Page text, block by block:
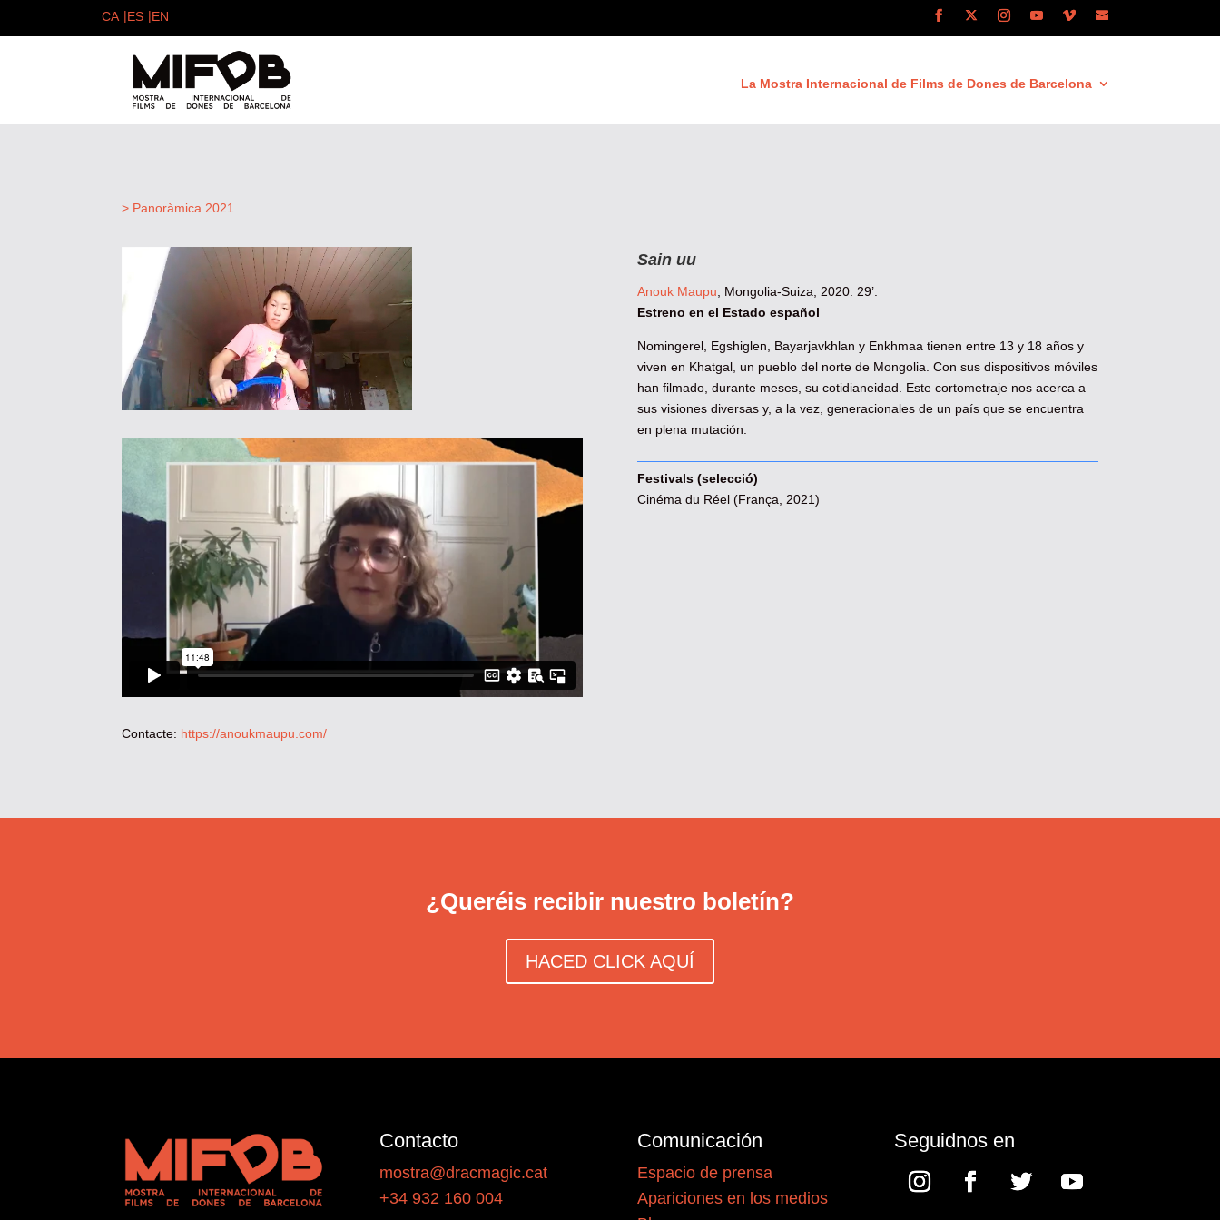
La Mostra Internacional de Films de Dones de Barcelona
> Panoràmica 2021
Contacte: https://anoukmaupu.com/
Sain uu
Anouk Maupu, Mongolia-Suiza, 2020. 29’.
Estreno en el Estado español
Nomingerel, Egshiglen, Bayarjavkhlan y Enkhmaa tienen entre 13 y 18 años y
viven en Khatgal, un pueblo del norte de Mongolia. Con sus dispositivos móviles
han filmado, durante meses, su cotidianeidad. Este cortometraje nos acerca a
sus visiones diversas y, a la vez, generacionales de un país que se encuentra
en plena mutación.
Festivals (selecció)
Cinéma du Réel (França, 2021)
¿Queréis recibir nuestro boletín?
HACED CLICK AQUÍ
Contacto
mostra@dracmagic.cat
+34 932 160 004
Comunicación
Espacio de prensa
Apariciones en los medios
Seguidnos en